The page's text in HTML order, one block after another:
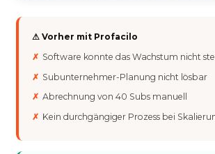
⚠ Vorher mit Profacilo
Software konnte das Wachstum nicht
Subunternehmer-Planung nicht lösbar
Abrechnung von 40 Subs manuell
Kein durchgängiger Prozess bei